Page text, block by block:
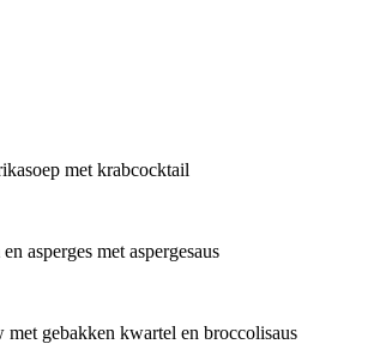
met krabcocktail
asperges met aspergesaus
met gebakken kwartel en broccolisaus